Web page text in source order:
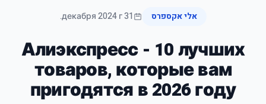
אלי אקספרס 31 декабря 2024 г.
Алиэкспресс - 10 лучших
товаров, которые вам
пригодятся в 2026 году